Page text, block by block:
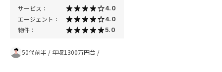
サービス： 4.0
エージェント： 4.0
物件： 5.0
50代前半 / 年収1300万円台 /